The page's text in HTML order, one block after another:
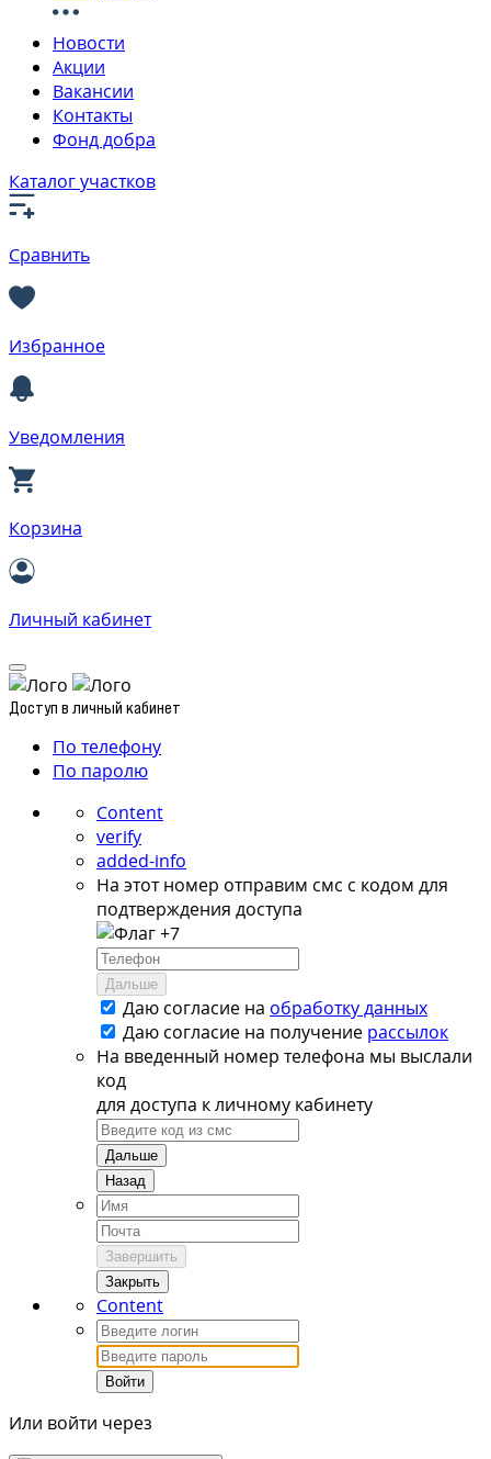
Новости
Акции
Вакансии
Контакты
Фонд добра
Каталог участков
Сравнить
Избранное
Уведомления
Корзина
Личный кабинет
Доступ в личный кабинет
По телефону
По паролю
Content
verify
added-info
На этот номер отправим смс с кодом для
подтверждения доступа
+7
Дальше
Даю согласие на обработку данных
Даю согласие на получение рассылок
На введенный номер телефона мы выслали
код
для доступа к личному кабинету
Дальше
Назад
Завершить
Закрыть
Content
Войти
Или войти через